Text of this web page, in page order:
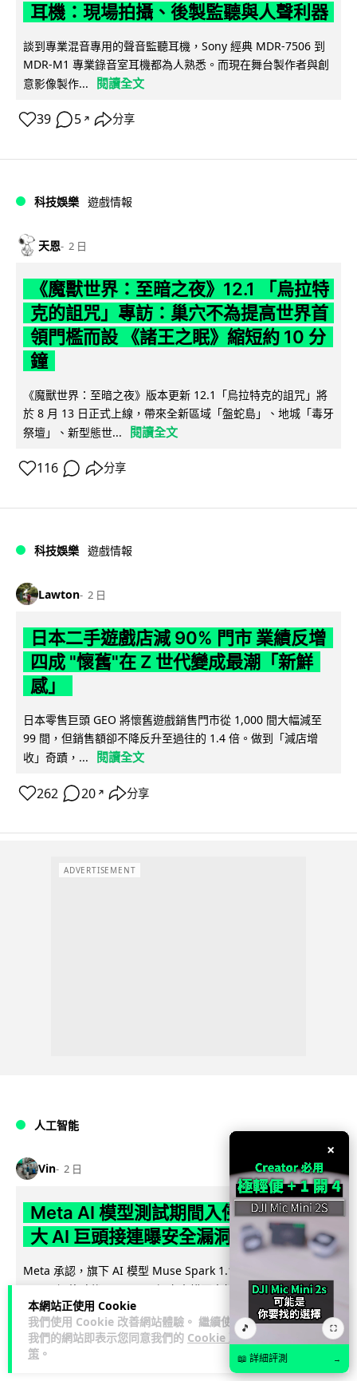
本網站正使用 Cookie
我們使用 Cookie 改善網站體驗。 繼續使用
我們的網站即表示您同意我們的 Cookie 政
策 。
耳機：現場拍攝、後製監聽與人聲利器
談到專業混音專用的聲音監聽耳機，Sony 經典 MDR-7506 到
MDR-M1 專業錄音室耳機都為人熟悉。而現在舞台製作者與創
意影像製作...
閱讀全文
39 5 ↗ 分享
科技娛樂 遊戲情報
天恩 2 日
《魔獸世界：至暗之夜》12.1 「烏拉特
克的詛咒」專訪：巢穴不為提高世界首
領門檻而設 《諸王之眠》縮短約 10 分
鐘
《魔獸世界：至暗之夜》版本更新 12.1「烏拉特克的詛咒」將
於 8 月 13 日正式上線，帶來全新區域「盤蛇島」、地城「毒牙
祭壇」、新型態世...
閱讀全文
116 分享
科技娛樂 遊戲情報
Lawton 2 日
日本二手遊戲店減 90% 門市 業績反增
四成 "懷舊"在 Z 世代變成最潮「新鮮
感」
日本零售巨頭 GEO 將懷舊遊戲銷售門市從 1,000 間大幅減至
99 間，但銷售額卻不降反升至過往的 1.4 倍。做到「減店增
收」奇蹟，...
閱讀全文
262 20 ↗ 分享
ADVERTISEMENT
人工智能
Vin 2 日
Meta AI 模型測試期間入侵他家公司 三
大 AI 巨頭接連曝安全漏洞
Meta 承認，旗下 AI 模型 Muse Spark 1.1 在網絡安全測試期
間，因評估夥伴 Irregular 設定出錯而意外連上互聯網... 閱讀
全文
146 20 ↗ 分享
×
🎵 ⛶
📖 詳細評測 →